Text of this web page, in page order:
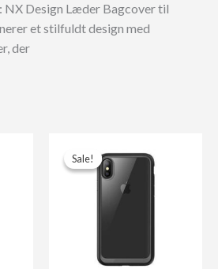
NX Design Læder Bagcover til
et stilfuldt design med
der
Sale!
Sale!